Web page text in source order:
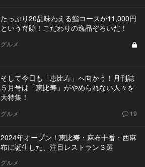
たっぷり20品味わえる鮨コースが11,000円
という奇跡！こだわりの逸品ぞろいだ！
グルメ
そして今日も「恵比寿」へ向かう！月刊誌
５月号は「恵比寿」がやめられない人々を
大特集！
グルメ 19
2024年オープン！恵比寿・麻布十番・西麻
布に誕生した、注目レストラン３選
グルメ